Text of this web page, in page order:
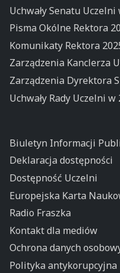
Uchwały Senatu
Pisma Okólne Rektora
Komunikaty Rektora
Zarządzenia Kanclerza
Zarządzenia Dyrektora
Uchwały Rady Uczelni
Biuletyn Informacji
Deklaracja dostępności
Dostępność Uczelni
Europejska Karta
Radio Fraszka
Kontakt dla mediów
Ochrona danych
Polityka antykorupcyjna